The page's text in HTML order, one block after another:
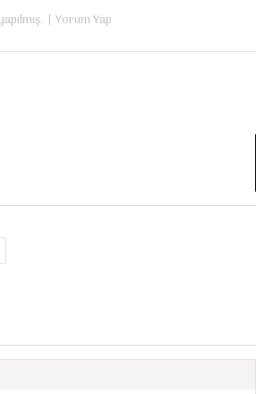
| Yorum Yap